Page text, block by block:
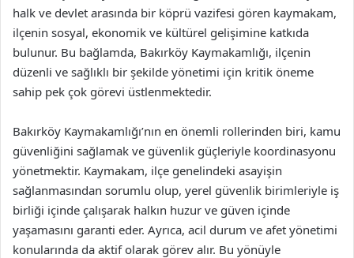
halk ve devlet arasında bir köprü vazifesi gören kaymakam,
ilçenin sosyal, ekonomik ve kültürel gelişimine katkıda
bulunur. Bu bağlamda, Bakırköy Kaymakamlığı, ilçenin
düzenli ve sağlıklı bir şekilde yönetimi için kritik öneme
sahip pek çok görevi üstlenmektedir.
Bakırköy Kaymakamlığı’nın en önemli rollerinden biri, kamu
güvenliğini sağlamak ve güvenlik güçleriyle koordinasyonu
yönetmektir. Kaymakam, ilçe genelindeki asayişin
sağlanmasından sorumlu olup, yerel güvenlik birimleriyle iş
birliği içinde çalışarak halkın huzur ve güven içinde
yaşamasını garanti eder. Ayrıca, acil durum ve afet yönetimi
konularında da aktif olarak görev alır. Bu yönüyle